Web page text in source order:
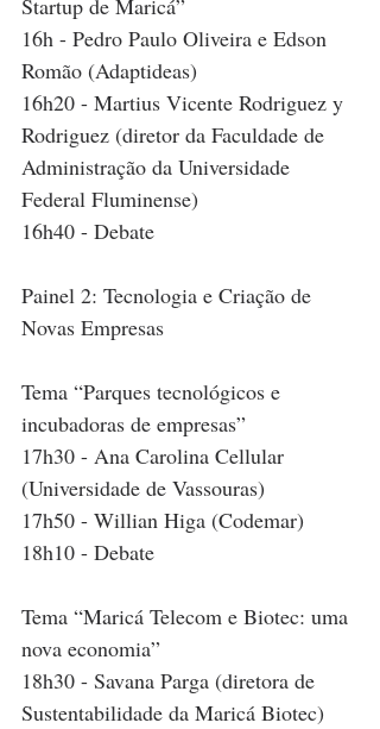
Startup de Maricá”
16h - Pedro Paulo Oliveira e Edson
Romão (Adaptideas)
16h20 - Martius Vicente Rodriguez y
Rodriguez (diretor da Faculdade de
Administração da Universidade
Federal Fluminense)
16h40 - Debate
Painel 2: Tecnologia e Criação de
Novas Empresas
Tema “Parques tecnológicos e
incubadoras de empresas”
17h30 - Ana Carolina Cellular
(Universidade de Vassouras)
17h50 - Willian Higa (Codemar)
18h10 - Debate
Tema “Maricá Telecom e Biotec: uma
nova economia”
18h30 - Savana Parga (diretora de
Sustentabilidade da Maricá Biotec)